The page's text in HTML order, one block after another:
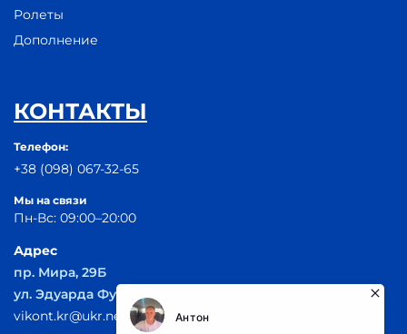
Ролеты
Дополнение
КОНТАКТЫ
Телефон:
+38 (098) 067-32-65
Мы на связи
Пн-Вс: 09:00–20:00
Адрес
пр. Мира, 29Б
ул. Эдуарда Фукса 55
vikont.kr@ukr.net